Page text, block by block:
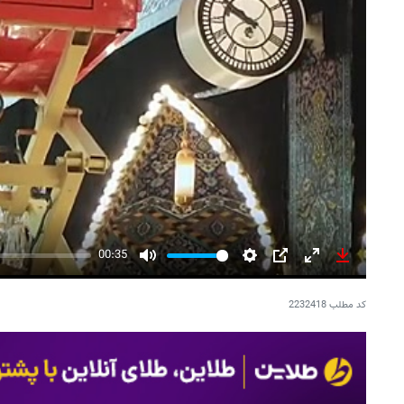
00:35
Mute
SettingsPIP
Enter Download
کد مطلب2232418